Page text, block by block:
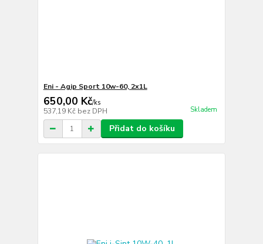
Eni - Agip Sport 10w-60, 2x1L
650,00 Kč/ks
537,19 Kč bez DPH Skladem
Přidat do košíku